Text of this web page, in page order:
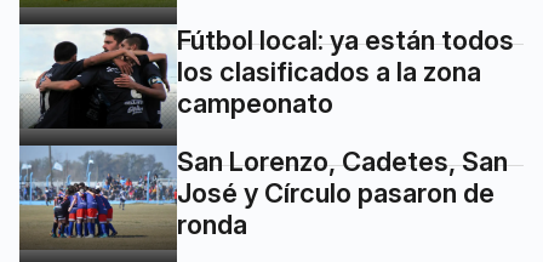
Fútbol local: ya están todos
los clasificados a la zona
campeonato
San Lorenzo, Cadetes, San
José y Círculo pasaron de
ronda